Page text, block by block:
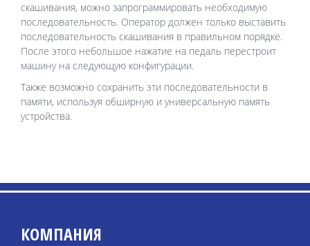
скашивания, можно запрограммировать необходимую
последовательность. Оператор должен только выставить
последовательность скашивания в правильном порядке.
После этого небольшое нажатие на педаль перестроит
машину на следующую конфигурации.
Также возможно сохранить эти последовательности в
памяти, используя обширную и универсальную память
устройства.
КОМПАНИЯ